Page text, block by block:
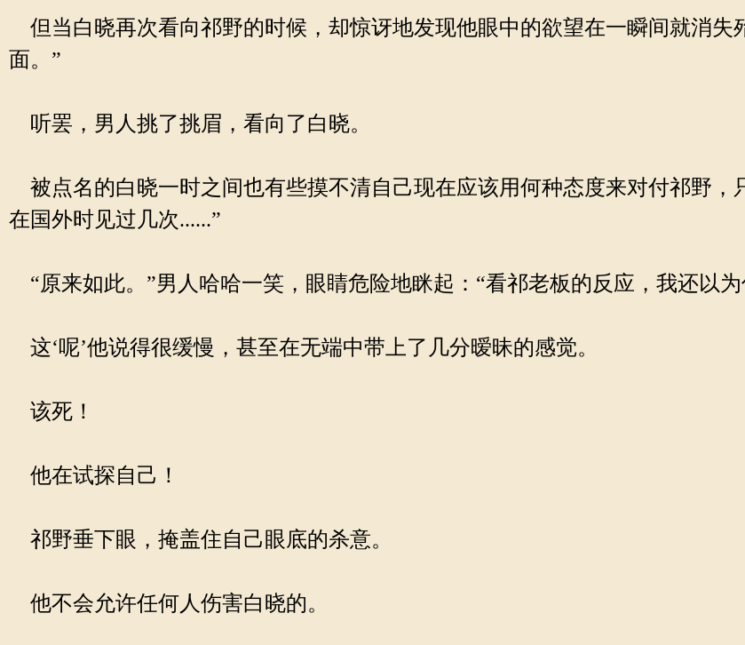
但当白晓再次看向祁野的时候，却惊讶地发现他眼中的欲望在一瞬间就消失
面。”
听罢，男人挑了挑眉，看向了白晓。
被点名的白晓一时之间也有些摸不清自己现在应该用何种态度来对付祁野，
在国外时见过几次......”
“原来如此。”男人哈哈一笑，眼睛危险地眯起：“看祁老板的反应，我还以为
这‘呢’他说得很缓慢，甚至在无端中带上了几分暧昧的感觉。
该死！
他在试探自己！
祁野垂下眼，掩盖住自己眼底的杀意。
他不会允许任何人伤害白晓的。